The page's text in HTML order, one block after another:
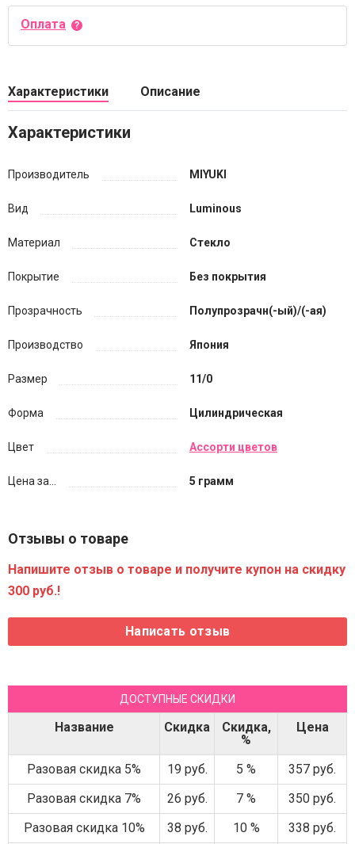
Оплата
Характеристики Описание
Характеристики
Производитель MIYUKI
Вид Luminous
Материал Стекло
Покрытие Без покрытия
Прозрачность Полупрозрачн(-ый)/(-ая)
Производство Япония
Размер 11/0
Форма Цилиндрическая
Цвет Ассорти цветов
Цена за... 5 грамм
Отзывы о товаре
Напишите отзыв о товаре и получите купон на скидку
300 руб.!
ДОСТУПНЫЕ СКИДКИ
Название Скидка
Скидка,
%
Цена
Разовая скидка 5% 19 руб. 5 %
357 руб.
Разовая скидка 7%
26 руб. 7 %
350 руб.
Разовая скидка 10%
38 руб. 10 %
338 руб.